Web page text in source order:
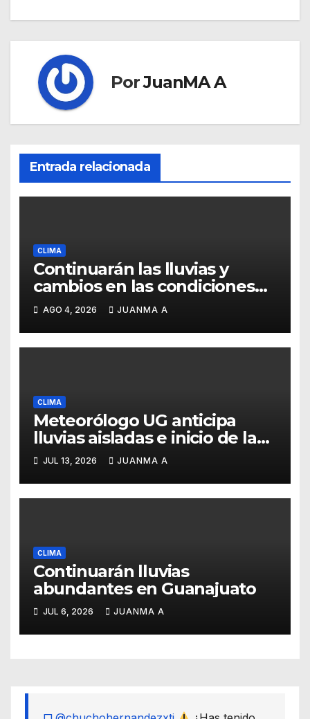
PorJuanMA A
Entrada relacionada
CLIMA
Continuarán las lluvias y
cambios en las condiciones
del tiempo
AGO 4, 2026 JUANMA A
CLIMA
Meteorólogo UG anticipa
lluvias aisladas e inicio de la
canícula para finales de julio
JUL 13, 2026 JUANMA A
CLIMA
Continuarán lluvias
abundantes en Guanajuato
JUL 6, 2026 JUANMA A